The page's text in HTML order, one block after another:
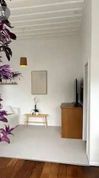
de 5, 105 avaliações